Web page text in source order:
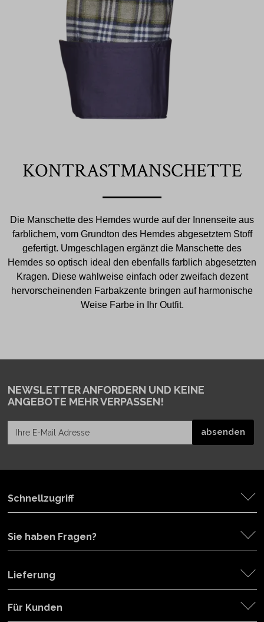
KONTRASTMANSCHETTE
Die Manschette des Hemdes wurde auf der Innenseite aus
farblichem, vom Grundton des Hemdes abgesetztem Stoff
gefertigt. Umgeschlagen ergänzt die Manschette des
Hemdes so optisch ideal den ebenfalls farblich abgesetzten
Kragen. Diese wahlweise einfach oder zweifach dezent
hervorscheinenden Farbakzente bringen auf harmonische
Weise Farbe in Ihr Outfit.
NEWSLETTER ANFORDERN UND KEINE
ANGEBOTE MEHR VERPASSEN!
Schnellzugriff
Sie haben Fragen?
Lieferung
Für Kunden